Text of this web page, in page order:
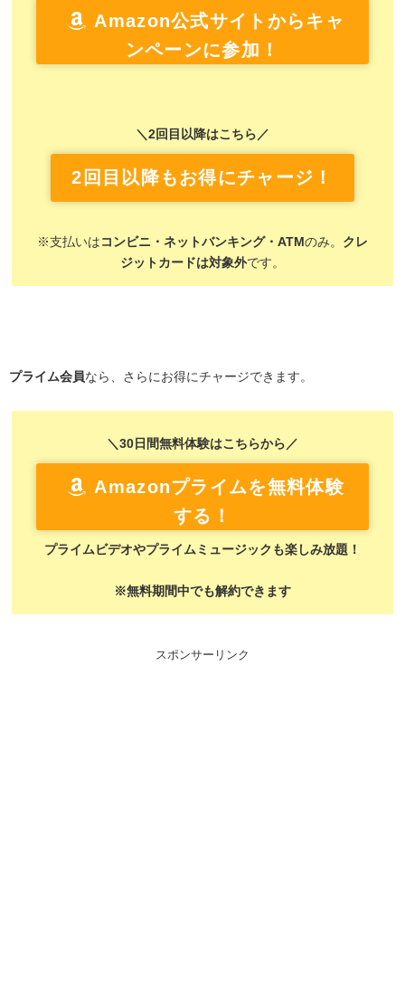
Amazon公式サイトからキャ
ンペーンに参加！
＼2回目以降はこちら／
2回目以降もお得にチャージ！
※支払いは コンビニ・ネットバンキング・ATMのみ。 クレ
ジットカードは対象外です。
プライム会員なら、さらにお得にチャージできます。
＼30日間無料体験はこちらから／
Amazonプライムを無料体験
する！
プライムビデオやプライムミュージックも楽しみ放題！
※無料期間中でも解約できます
スポンサーリンク